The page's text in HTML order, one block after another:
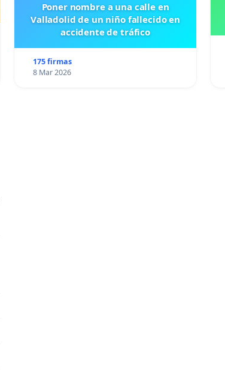
Poner nombre a una calle en
Valladolid de un niño fallecido en
accidente de tráfico
175 firmas
8 Mar 2026